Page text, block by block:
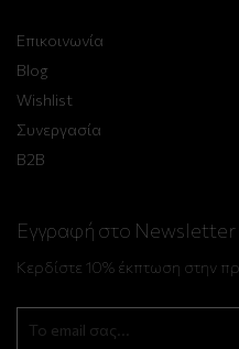
Επικοινωνία
Blog
Wishlist
Συνεργασία
B2B
Εγγραφή στο Newsletter
Κερδίστε 10% έκπτωση στην